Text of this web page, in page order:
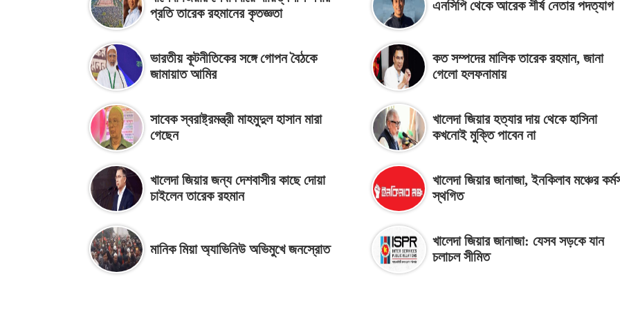
প্রতি তারেক রহমানের কৃতজ্ঞতা
এনসিপি থেকে আরেক শীর্ষ নেতার পদত্যাগ
ভারতীয় কূটনীতিকের সঙ্গে গোপন বৈঠকে
জামায়াত আমির
কত সম্পদের মালিক তারেক রহমান, জানা
গেলো হলফনামায়
সাবেক স্বরাষ্ট্রমন্ত্রী মাহমুদুল হাসান মারা
গেছেন
খালেদা জিয়ার হত্যার দায় থেকে হাসিনা
কখনোই মুক্তি পাবেন না
খালেদা জিয়ার জন্য দেশবাসীর কাছে দোয়া
চাইলেন তারেক রহমান
খালেদা জিয়ার জানাজা, ইনকিলাব মঞ্চের
স্থগিত
মানিক মিয়া অ্যাভিনিউ অভিমুখে জনস্রোত
খালেদা জিয়ার জানাজা: যেসব সড়কে যান
চলাচল সীমিত